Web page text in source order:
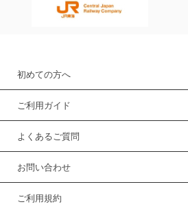
初めての方へ
ご利用ガイド
よくあるご質問
お問い合わせ
ご利用規約